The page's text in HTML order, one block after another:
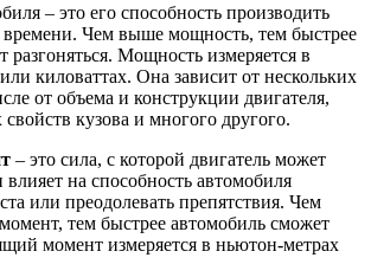
– это его способность производить
времени. Чем выше мощность, тем быстрее
разгоняться. Мощность измеряется в
киловаттах. Она зависит от нескольких
от объема и конструкции двигателя,
кузова и многого другого.
– это сила, с которой двигатель может
на способность автомобиля
или преодолевать препятствия. Чем
тем быстрее автомобиль сможет
момент измеряется в ньютон-метрах